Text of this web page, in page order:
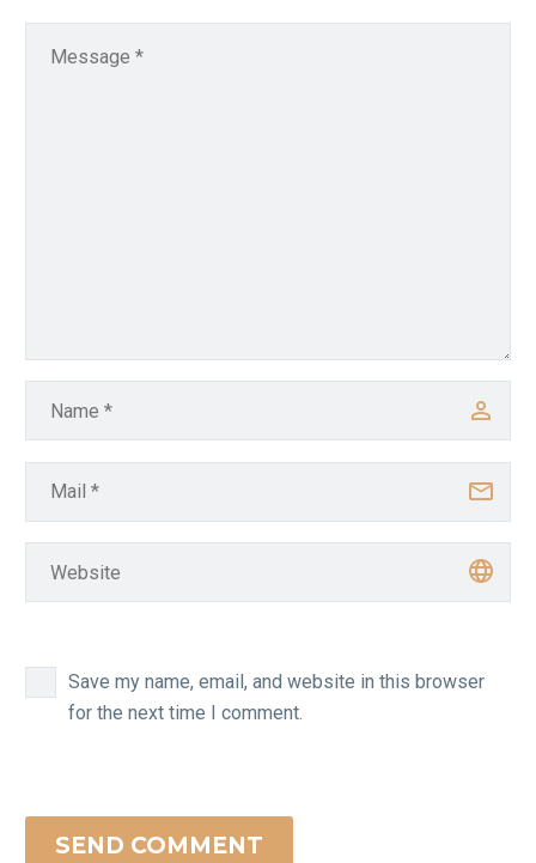
Save my name, email, and website in this browser
for the next time I comment.
SEND COMMENT